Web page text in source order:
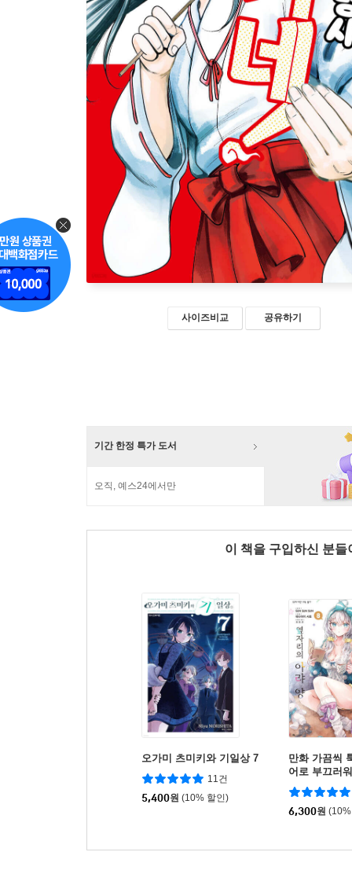
사이즈비교 공유하기
기간 한정 특가 도서
오직, 예스24에서만
이 책을 구입하신 분
오가미 츠미키와 기일상 7
11건
5,400원 (10% 할인)
만화 가끔씩
어로 부끄러
의 아랴 양 8
6,300원